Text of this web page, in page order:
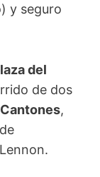
y seguro
del
de dos
,